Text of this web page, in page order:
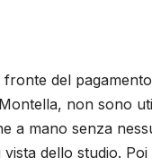
del
non sono
a mano senza
dello studio.